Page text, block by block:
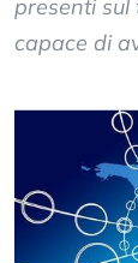
presenti sul
capace di